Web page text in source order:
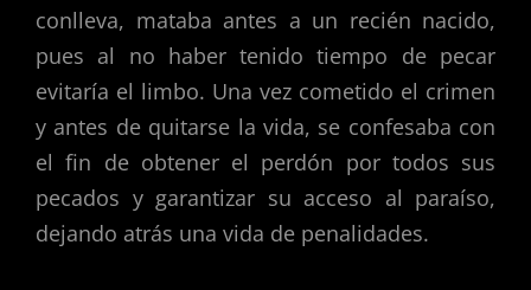
conlleva, mataba antes a un recién nacido,
pues al no haber tenido tiempo de pecar
evitaría el limbo. Una vez cometido el crimen
y antes de quitarse la vida, se confesaba con
el fin de obtener el perdón por todos sus
pecados y garantizar su acceso al paraíso,
dejando atrás una vida de penalidades.